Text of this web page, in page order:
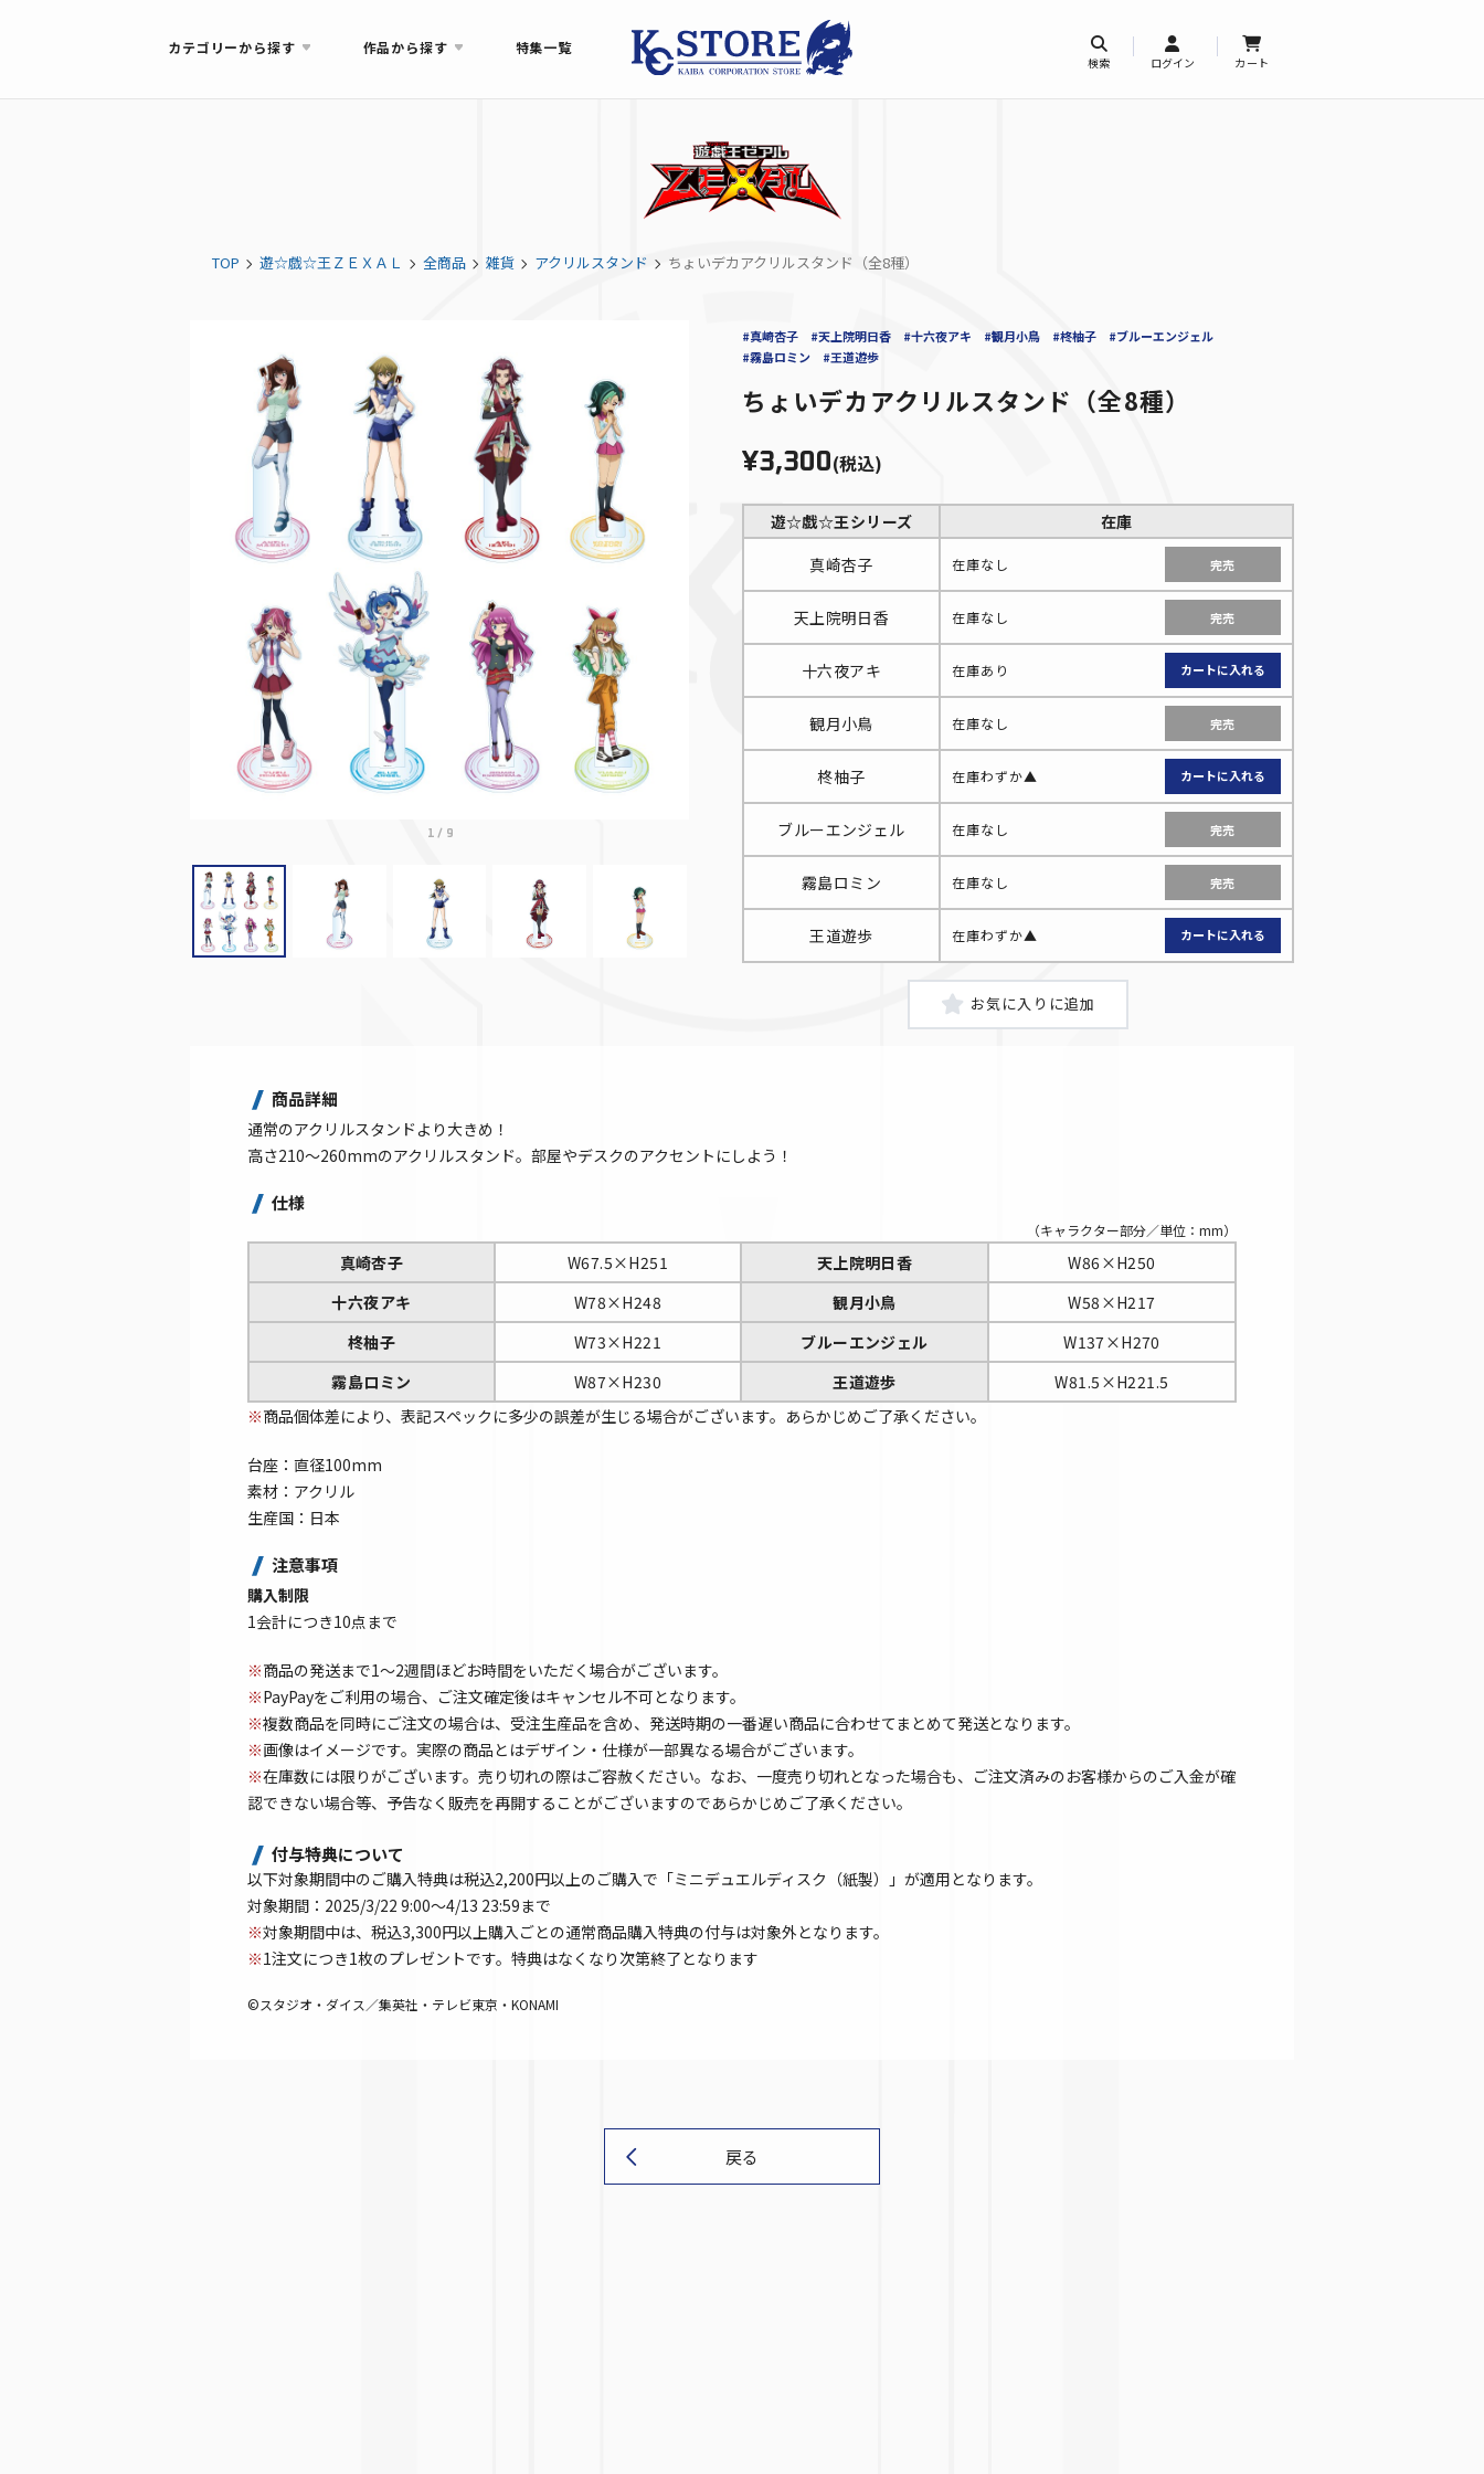
カテゴリーから探す 作品から探す 特集一覧
検索 ログイン カート
TOP 遊☆戯☆王ＺＥＸＡＬ 全商品 雑貨 アクリルスタンド ちょいデカアクリルスタンド（全8種）
1/ 9
#真崎杏子 #天上院明日香 #十六夜アキ #観月小鳥 #柊柚子
#ブルーエンジェル
#霧島ロミン
#王道遊歩
ちょいデカアクリルスタンド（全8種）
¥3,300(税込)
遊☆戯☆王シリーズ
在庫
真崎杏子
在庫なし 完売
天上院明日香 在庫なし 完売
十六夜アキ 在庫あり
観月小鳥 在庫なし 完売
柊柚子 在庫わずか▲
ブルーエンジェル 在庫なし 完売
霧島ロミン 在庫なし 完売
王道遊歩 在庫わずか▲
商品詳細
通常のアクリルスタンドより大きめ！
高さ210～260mmのアクリルスタンド。部屋やデスクのアクセントにしよう！
仕様
（キャラクター部分／単位：mm）
真崎杏子 W67.5×H251 天上院明日香
W86×H250
十六夜アキ
W78×H248 観月小鳥
W58×H217
柊柚子
W73×H221 ブルーエンジェル
W137×H270
霧島ロミン
W87×H230 王道遊歩
W81.5×H221.5
※商品個体差により、表記スペックに多少の誤差が生じる場合がございます。あらかじめご了承ください。
台座：直径100mm
素材：アクリル
生産国：日本
注意事項
購入制限
1会計につき10点まで
※商品の発送まで1～2週間ほどお時間をいただく場合がございます。
※PayPayをご利用の場合、ご注文確定後はキャンセル不可となります。
※複数商品を同時にご注文の場合は、受注生産品を含め、発送時期の一番遅い商品に合わせてまとめて発送となります。
※画像はイメージです。実際の商品とはデザイン・仕様が一部異なる場合がございます。
※在庫数には限りがございます。売り切れの際はご容赦ください。なお、一度売り切れとなった場合も、ご注文済みのお客様からのご入金が確
認できない場合等、予告なく販売を再開することがございますのであらかじめご了承ください。
付与特典について
以下対象期間中のご購入特典は税込2,200円以上のご購入で「ミニデュエルディスク（紙製）」が適用となります。
対象期間：2025/3/22 9:00～4/13 23:59まで
※対象期間中は、税込3,300円以上購入ごとの通常商品購入特典の付与は対象外となります。
※1注文につき1枚のプレゼントです。特典はなくなり次第終了となります
©スタジオ・ダイス／集英社・テレビ東京・KONAMI
戻る